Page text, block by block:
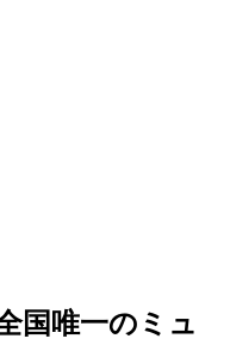
国唯一のミュ